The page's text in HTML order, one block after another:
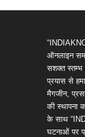
ऑनलाइन
सशक्त स्तम्भ
प्रयास से
मैगजीन,
की स्थापना
के साथ
घटनाओं पर